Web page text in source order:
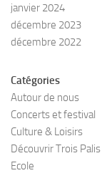
janvier 2024
décembre 2023
décembre 2022
Catégories
Autour de nous
Concerts et festival
Culture & Loisirs
Découvrir Trois Palis
Ecole